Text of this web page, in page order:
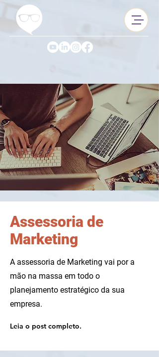
Assessoria de
Marketing
A assessoria de Marketing vai por a
mão na massa em todo o
planejamento estratégico da sua
empresa.
Leia o post completo.